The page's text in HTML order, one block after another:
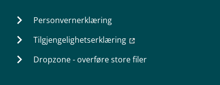
Personvernerklæring
Tilgjengelighetserklæring
Dropzone - overføre store filer